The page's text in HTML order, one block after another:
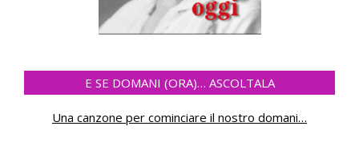
E SE DOMANI (ORA)… ASCOLTALA
Una canzone per cominciare il nostro domani…